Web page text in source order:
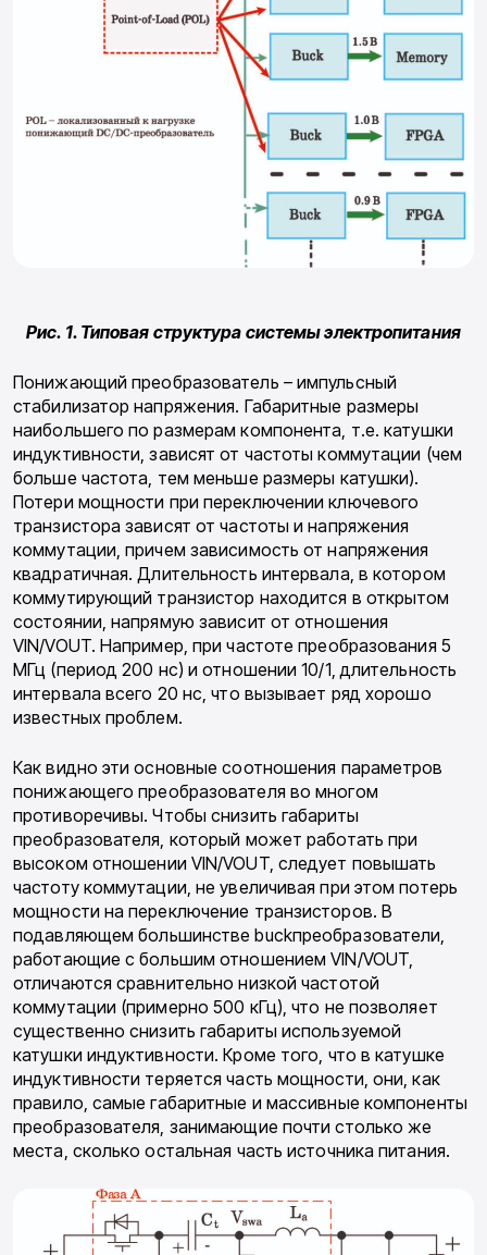
Рис. 1. Типовая структура системы электропитания
Понижающий преобразователь – импульсный
стабилизатор напряжения. Габаритные размеры
наибольшего по размерам компонента, т.е. катушки
индуктивности, зависят от частоты коммутации (чем
больше частота, тем меньше размеры катушки).
Потери мощности при переключении ключевого
транзистора зависят от частоты и напряжения
коммутации, причем зависимость от напряжения
квадратичная. Длительность интервала, в котором
коммутирующий транзистор находится в открытом
состоянии, напрямую зависит от отношения
VIN/VOUT. Например, при частоте преобразования 5
МГц (период 200 нc) и отношении 10/1, длительность
интервала всего 20 нс, что вызывает ряд хорошо
известных проблем.
Как видно эти основные соотношения параметров
понижающего преобразователя во многом
противоречивы. Чтобы снизить габариты
преобразователя, который может работать при
высоком отношении VIN/VOUT, следует повышать
частоту коммутации, не увеличивая при этом потерь
мощности на переключение транзисторов. В
подавляющем большинстве buckпреобразователи,
работающие с большим отношением VIN/VOUT,
отличаются сравнительно низкой частотой
коммутации (примерно 500 кГц), что не позволяет
существенно снизить габариты используемой
катушки индуктивности. Кроме того, что в катушке
индуктивности теряется часть мощности, они, как
правило, самые габаритные и массивные компоненты
преобразователя, занимающие почти столько же
места, сколько остальная часть источника питания.